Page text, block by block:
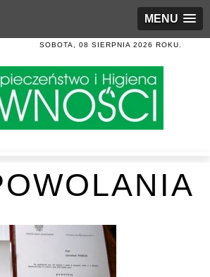
MENU
SOBOTA, 08 SIERPNIA 2026 ROKU.